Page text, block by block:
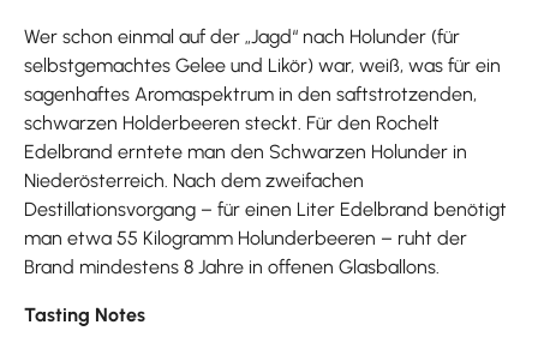
Wer schon einmal auf der „Jagd“ nach Holunder (für
selbstgemachtes Gelee und Likör) war, weiß, was für ein
sagenhaftes Aromaspektrum in den saftstrotzenden,
schwarzen Holderbeeren steckt. Für den Rochelt
Edelbrand erntete man den Schwarzen Holunder in
Niederösterreich. Nach dem zweifachen
Destillationsvorgang – für einen Liter Edelbrand benötigt
man etwa 55 Kilogramm Holunderbeeren – ruht der
Brand mindestens 8 Jahre in offenen Glasballons.
Tasting Notes